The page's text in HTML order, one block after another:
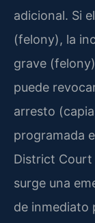
adicional. Si
(felony), la
grave
puede
arresto
programada
District Court
surge una
de inmediato